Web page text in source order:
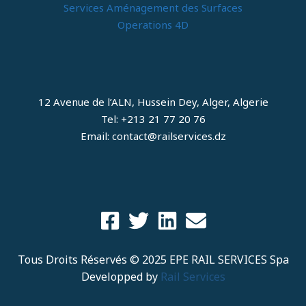
Services Aménagement des Surfaces
Operations 4D
12 Avenue de l’ALN, Hussein Dey, Alger, Algerie
Tel: +213 21 77 20 76
Email: contact@railservices.dz
Tous Droits Réservés © 2025 EPE RAIL SERVICES Spa
Developped by Rail Services